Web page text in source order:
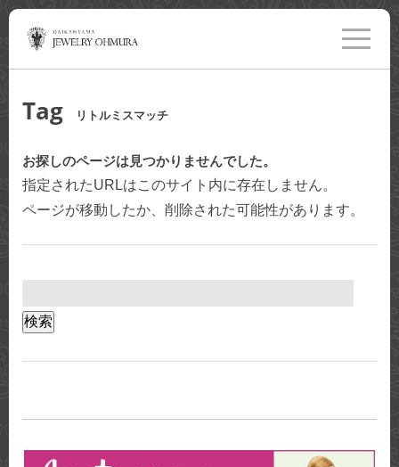
toggle
Tag リトルミスマッチ
お探しのページは見つかりませんでした。
指定されたURLはこのサイト内に存在しません。
ページが移動したか、削除された可能性があります。